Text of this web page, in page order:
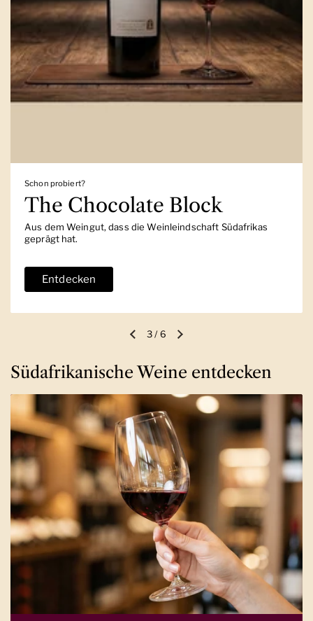
Schon probiert?
The Chocolate Block
Aus dem Weingut, dass die Weinleindschaft Südafrikas
geprägt hat.
Entdecken
Vorherige FolieNächste Folie
3/6
Südafrikanische Weine entdecken